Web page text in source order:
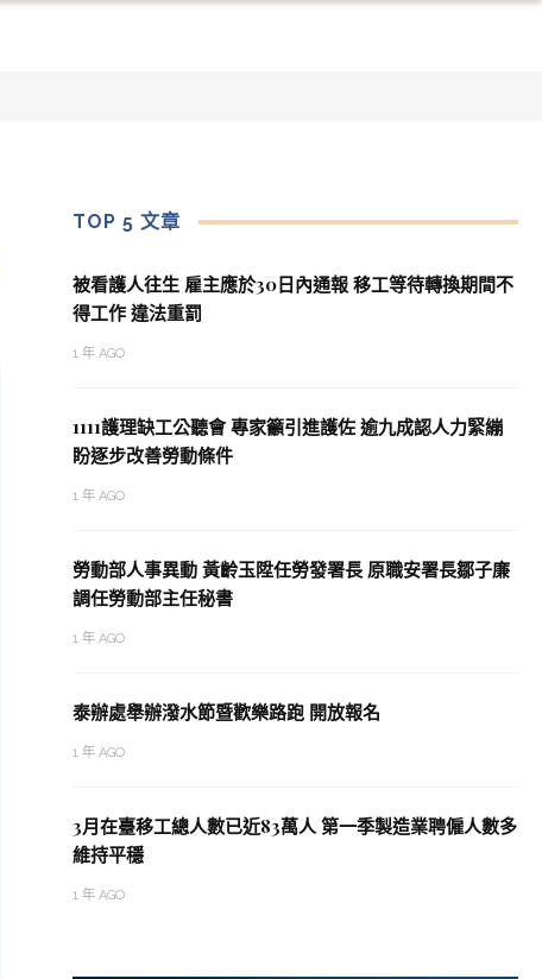
TOP 5 文章
被看護人往生 雇主應於30日內通報 移工等待轉換期間不
得工作 違法重罰
1 年 AGO
1111護理缺工公聽會 專家籲引進護佐 逾九成認人力緊繃
盼逐步改善勞動條件
1 年 AGO
勞動部人事異動 黃齡玉陞任勞發署長 原職安署長鄒子廉
調任勞動部主任秘書
1 年 AGO
泰辦處舉辦潑水節暨歡樂路跑 開放報名
1 年 AGO
3月在臺移工總人數已近83萬人 第一季製造業聘僱人數多
維持平穩
1 年 AGO